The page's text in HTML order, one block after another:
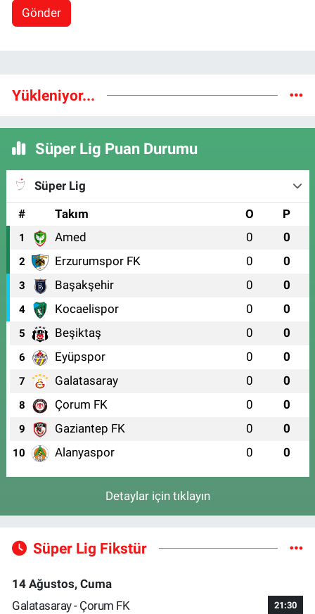
Gönder
Yükleniyor...
Süper Lig Puan Durumu
Süper Lig
#
Takım O P
1 Amed 0 0
2 Erzurumspor FK 0 0
3 Başakşehir 0 0
4 Kocaelispor 0 0
5 Beşiktaş 0 0
6 Eyüpspor 0 0
7 Galatasaray 0 0
8 Çorum FK 0 0
9 Gaziantep FK 0 0
10 Alanyaspor 0 0
Detaylar için tıklayın
Süper Lig Fikstür
14 Ağustos, Cuma
Galatasaray - Çorum FK
21:30